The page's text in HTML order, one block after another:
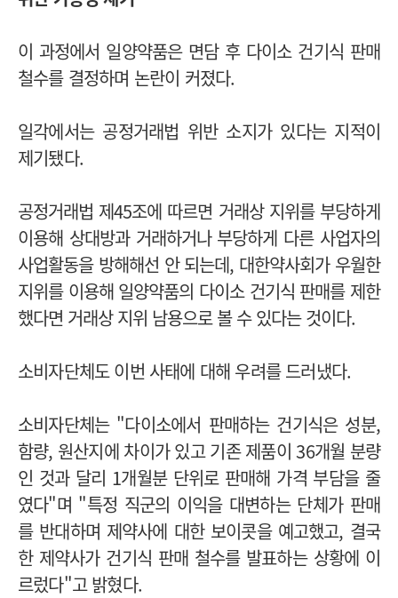
이 과정에서 일양약품은 면담 후 다이소 건기식 판매
철수를 결정하며 논란이 커졌다.
일각에서는 공정거래법 위반 소지가 있다는 지적이
제기됐다.
공정거래법 제45조에 따르면 거래상 지위를 부당하게
이용해 상대방과 거래하거나 부당하게 다른 사업자의
사업활동을 방해해선 안 되는데, 대한약사회가 우월한
지위를 이용해 일양약품의 다이소 건기식 판매를 제한
했다면 거래상 지위 남용으로 볼 수 있다는 것이다.
소비자단체도 이번 사태에 대해 우려를 드러냈다.
소비자단체는 "다이소에서 판매하는 건기식은 성분,
함량, 원산지에 차이가 있고 기존 제품이 36개월 분량
인 것과 달리 1개월분 단위로 판매해 가격 부담을 줄
였다"며 "특정 직군의 이익을 대변하는 단체가 판매
를 반대하며 제약사에 대한 보이콧을 예고했고, 결국
한 제약사가 건기식 판매 철수를 발표하는 상황에 이
르렀다"고 밝혔다.